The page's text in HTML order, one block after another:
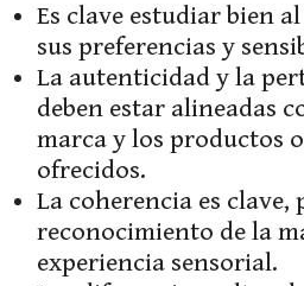
Es clave estudiar bien
sus preferencias y
La autenticidad y la
deben estar alineadas
marca y los productos
ofrecidos.
La coherencia es clave,
reconocimiento de la
experiencia sensorial.